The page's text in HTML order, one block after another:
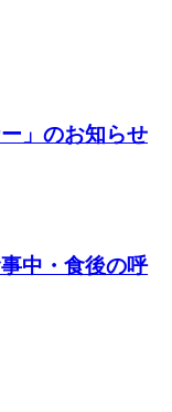
」のお知らせ
中・食後の呼